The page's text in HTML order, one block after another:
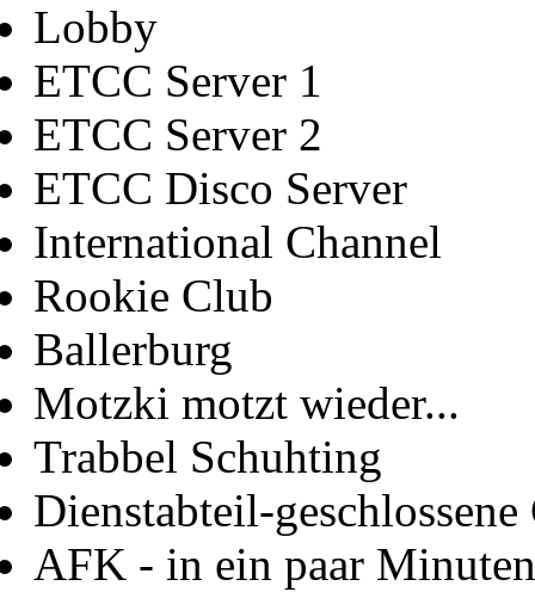
Lobby
ETCC Server 1
ETCC Server 2
ETCC Disco Server
International Channel
Rookie Club
Ballerburg
Motzki motzt wieder...
Trabbel Schuhting
Dienstabteil-geschlossene
AFK - in ein paar